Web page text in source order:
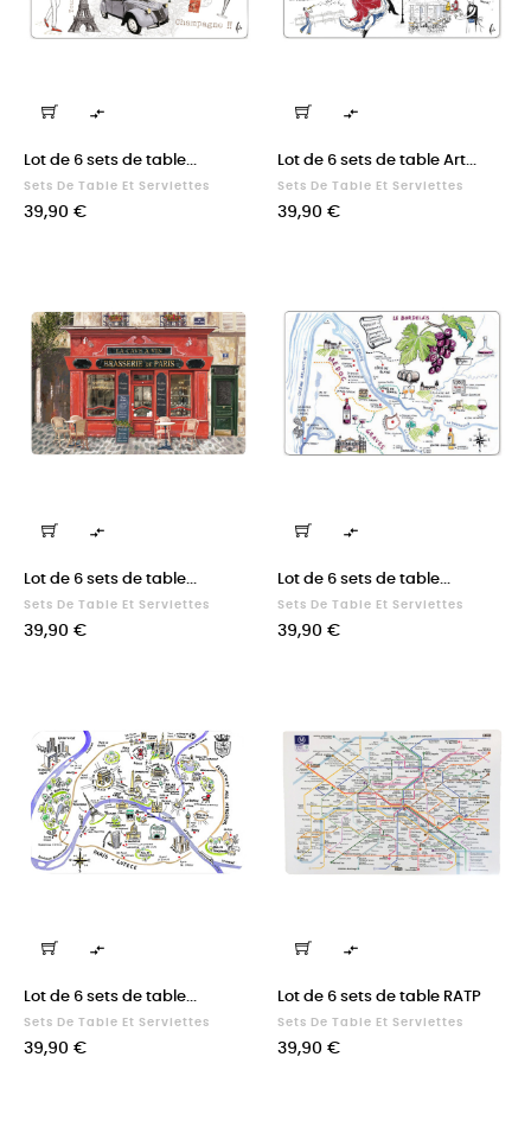

Lot de 6 sets de table...
Sets De Table Et Serviettes
Prix
39,90 €

Lot de 6 sets de table Art...
Sets De Table Et Serviettes
Prix
39,90 €

Lot de 6 sets de table...
Sets De Table Et Serviettes
Prix
39,90 €

Lot de 6 sets de table...
Sets De Table Et Serviettes
Prix
39,90 €

Lot de 6 sets de table...
Sets De Table Et Serviettes
Prix
39,90 €

Lot de 6 sets de table RATP
Sets De Table Et Serviettes
Prix
39,90 €